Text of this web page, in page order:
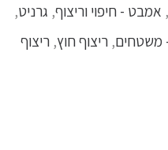
, אמבט - חיפוי וריצוף, גרניט,
משטחים, ריצוף חוץ, ריצוף